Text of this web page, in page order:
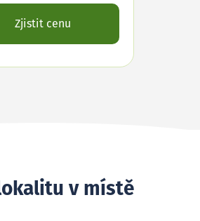
Zjistit cenu
v místě